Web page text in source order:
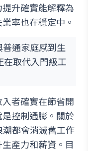
升確實能解釋為
率也在穩定中。
普通家庭感到生
在取代入門級工
者確實在節省開
控制通膨。關於
都會消滅舊工作
產力和薪資。目